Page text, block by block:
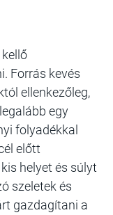
Forrás kevés
ellenkezőleg,
egy
folyadékkal
előtt
helyet és súlyt
szeletek és
gazdagítani a